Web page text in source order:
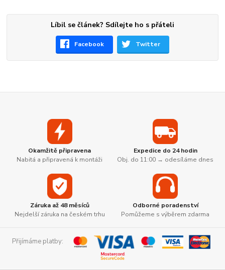
Líbil se článek? Sdílejte ho s přáteli
Facebook Twitter
Okamžitě připravena
Nabitá a připravená k montáži
Expedice do 24 hodin
Obj. do 11:00 → odesíláme dnes
Záruka až 48 měsíců
Nejdelší záruka na českém trhu
Odborné poradenství
Pomůžeme s výběrem zdarma
Přijímáme platby: